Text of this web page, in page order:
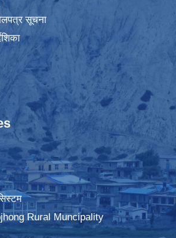
सूचना
Rural Muncipality